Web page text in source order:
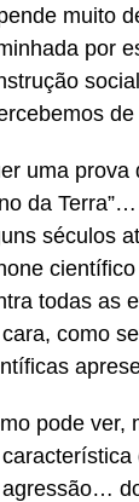
muito
por
uma prova
da
séculos
todas as
como
pode ver,